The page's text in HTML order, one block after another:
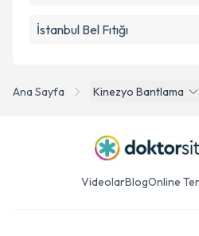
Ana Sayfa Kinezyo Bantlama
İstanbul Bel Fıtığı
VideolarBlogOnline